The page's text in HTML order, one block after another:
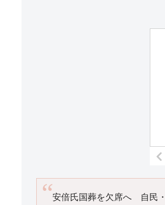
安倍氏国葬を欠席へ 自民